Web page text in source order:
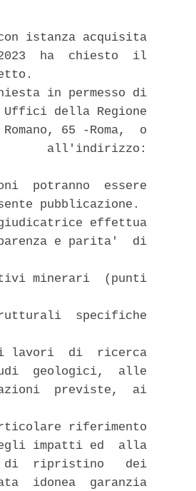
istanza acquisita
ha  chiesto  il
in permesso di
della Regione
65 -Roma,  o
all'indirizzo:
potranno  essere
pubblicazione.
effettua
e parita'  di
minerari  (punti
specifiche
lavori  di  ricerca
geologici,  alle
previste,  ai
riferimento
impatti ed  alla
di  ripristino   dei
idonea  garanzia